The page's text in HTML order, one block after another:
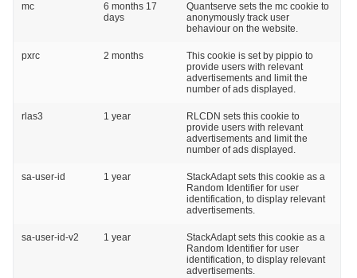
mc
6 months 17
days
Quantserve sets the mc cookie to
anonymously track user
behaviour on the website.
pxrc 2 months
This cookie is set by pippio to
provide users with relevant
advertisements and limit the
number of ads displayed.
rlas3 1 year
RLCDN sets this cookie to
provide users with relevant
advertisements and limit the
number of ads displayed.
sa-user-id 1 year
StackAdapt sets this cookie as a
Random Identifier for user
identification, to display relevant
advertisements.
sa-user-id-v2 1 year
StackAdapt sets this cookie as a
Random Identifier for user
identification, to display relevant
advertisements.